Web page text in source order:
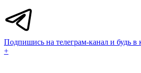
Подпишись на телеграм-канал и будь в
+